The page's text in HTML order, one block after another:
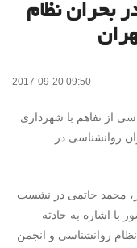
بحران نظام
2017-09-20 09:50
از تفاهم با شهرداری
روانشناسی در
محمد حاتمی در نشست
با اشاره به حادثه
روانشناسی و انجمن